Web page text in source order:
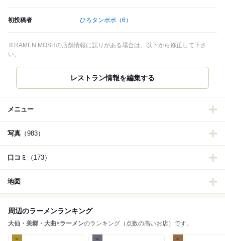
初投稿者 ひろタンポポ （6）
※RAMEN MOSHの店舗情報に誤りがある場合は、以下から修正して下さ
い。
レストラン情報を編集する
メニュー
写真 （983）
口コミ （173）
地図
周辺のラーメンランキング
大仙・美郷・大曲×ラーメンのランキング（点数の高いお店）です。